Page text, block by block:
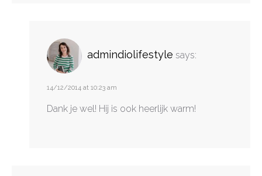
admindiolifestyle says:
14/12/2014 at 10:23 am
Dank je wel! Hij is ook heerlijk warm!